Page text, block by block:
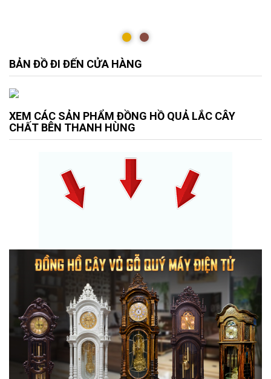
BẢN ĐỒ ĐI ĐẾN CỬA HÀNG
XEM CÁC SẢN PHẨM ĐỒNG HỒ QUẢ LẮC CÂY
CHẤT BÊN THANH HÙNG